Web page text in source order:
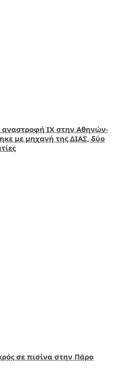
αναστροφή ΙΧ στην Αθηνών-
με μηχανή της ΔΙΑΣ, δύο
σε πισίνα στην Πάρο